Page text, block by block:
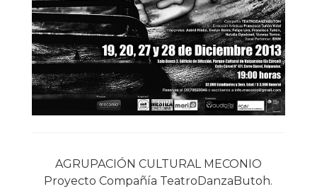
AGRUPACIÓN CULTURAL MECONIO
Proyecto Compañía TeatroDanzaButoh.